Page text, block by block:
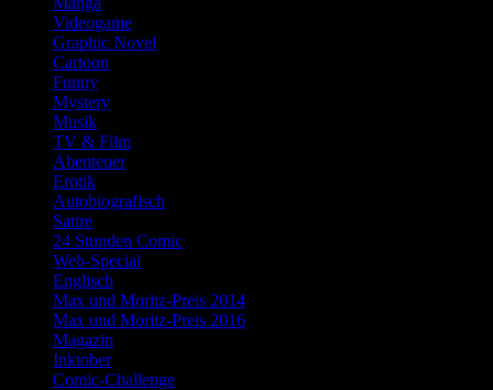
Videogame
Graphic Novel
Cartoon
Funny
Mystery
Musik
TV & Film
Abenteuer
Erotik
Autobiografisch
Satire
24 Stunden Comic
Web-Special
Englisch
Max und Moritz-Preis 2014
Max und Moritz-Preis 2016
Magazin
Inktober
Comic-Challenge